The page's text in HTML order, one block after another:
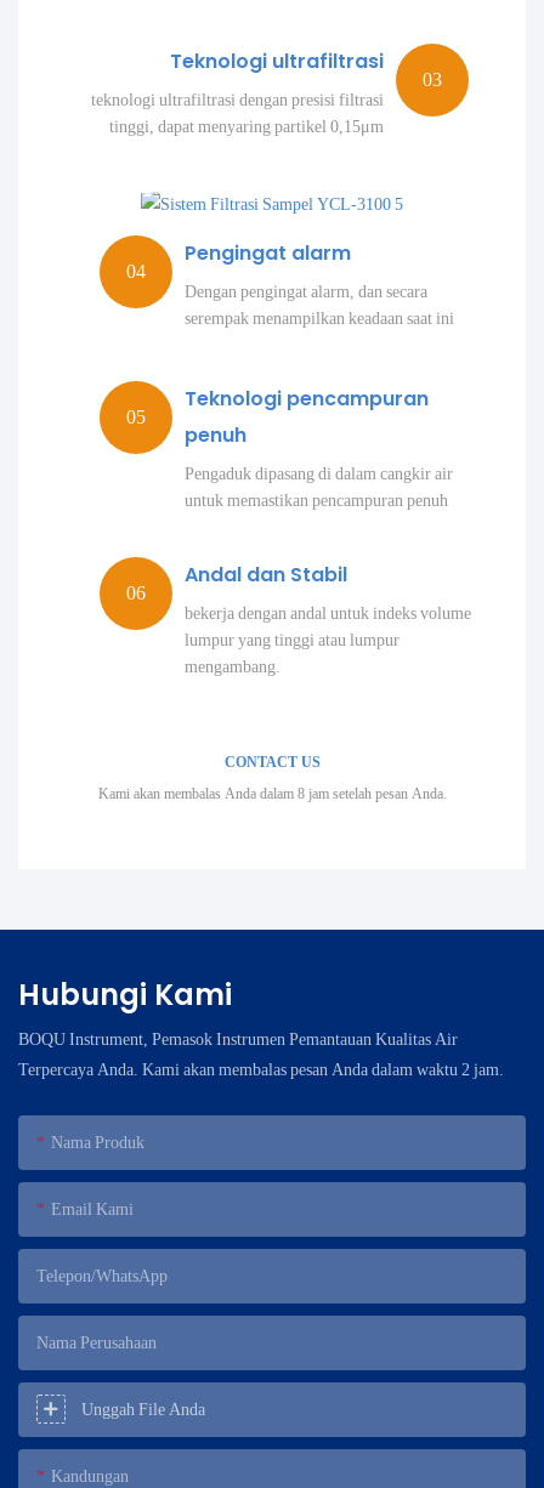
Teknologi ultrafiltrasi
teknologi ultrafiltrasi dengan presisi filtrasi
tinggi, dapat menyaring partikel 0,15μm
Pengingat alarm
Dengan pengingat alarm, dan secara
serempak menampilkan keadaan saat ini
Teknologi pencampuran
penuh
Pengaduk dipasang di dalam cangkir air
untuk memastikan pencampuran penuh
Andal dan Stabil
bekerja dengan andal untuk indeks volume
lumpur yang tinggi atau lumpur
mengambang.
CONTACT US
Kami akan membalas Anda dalam 8 jam setelah pesan Anda.
Hubungi Kami
BOQU Instrument, Pemasok Instrumen Pemantauan Kualitas Air
Terpercaya Anda. Kami akan membalas pesan Anda dalam waktu 2 jam.
Nama Produk
Email Kami
Telepon/WhatsApp
Nama Perusahaan
Unggah File Anda
Kandungan